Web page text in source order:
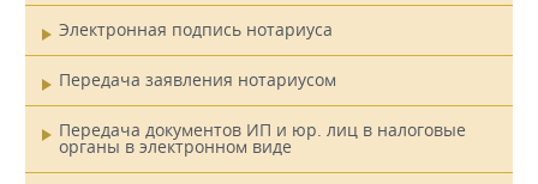
Электронная подпись нотариуса
Передача заявления нотариусом
Передача документов ИП и юр. лиц в налоговые
органы в электронном виде